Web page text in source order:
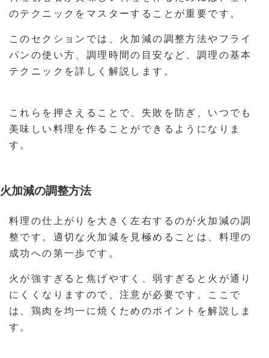
のテクニックをマスターすることが重要です。
このセクションでは、火加減の調整方法やフライ
パンの使い方、調理時間の目安など、調理の基本
テクニックを詳しく解説します。
これらを押さえることで、失敗を防ぎ、いつでも
美味しい料理を作ることができるようになりま
す。
火加減の調整方法
料理の仕上がりを大きく左右するのが火加減の調
整です。適切な火加減を見極めることは、料理の
成功への第一歩です。
火が強すぎると焦げやすく、弱すぎると火が通り
にくくなりますので、注意が必要です。ここで
は、鶏肉を均一に焼くためのポイントを解説しま
す。